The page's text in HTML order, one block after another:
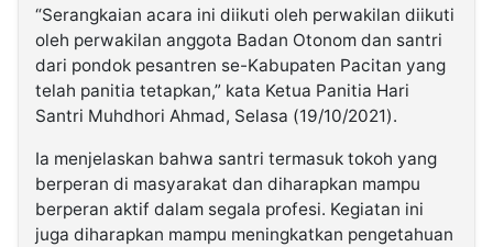
“Serangkaian acara ini diikuti oleh perwakilan diikuti
oleh perwakilan anggota Badan Otonom dan santri
dari pondok pesantren se-Kabupaten Pacitan yang
telah panitia tetapkan,” kata Ketua Panitia Hari
Santri Muhdhori Ahmad, Selasa (19/10/2021).
Ia menjelaskan bahwa santri termasuk tokoh yang
berperan di masyarakat dan diharapkan mampu
berperan aktif dalam segala profesi. Kegiatan ini
juga diharapkan mampu meningkatkan pengetahuan